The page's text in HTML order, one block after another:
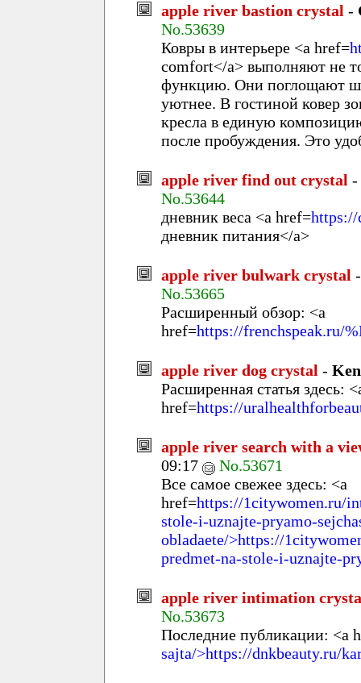
apple river bastion crystal -
No.53639
Ковры в интерьере <a href=
comfort</a> выполняют не
функцию. Они поглощают
уютнее. В гостиной ковер
кресла в единую
после пробуждения. Это
apple river find out crystal -
No.53644
дневник веса <a href=
дневник питания</a>
apple river bulwark crystal
No.53665
Расширенный обзор: <a
href=https://frenchspeak.ru/
apple river dog crystal -
Расширенная статья здесь:
href=https://
apple river search with a
09:17
No.53671
Все самое свежее здесь: <a
href=https://1citywomen.ru/
stole-i-uznajte-pryamo-
obladaete/>https://
predmet-na-stole-i-uznajte-
apple river intimation
No.53673
Последние публикации: <a
sajta/>https://dnkbeauty.ru/